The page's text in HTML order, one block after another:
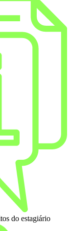
do estagiário